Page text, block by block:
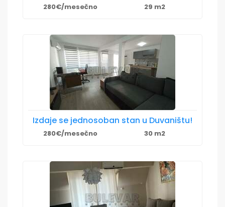
280€/mesečno 29 m2
Izdaje se jednosoban stan u Duvaništu!
280€/mesečno 30 m2